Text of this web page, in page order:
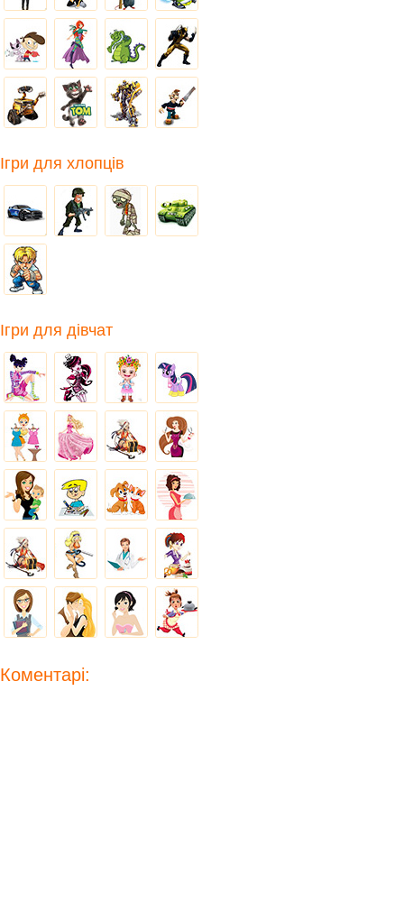
Ігри для хлопців
Ігри для дівчат
Коментарі: